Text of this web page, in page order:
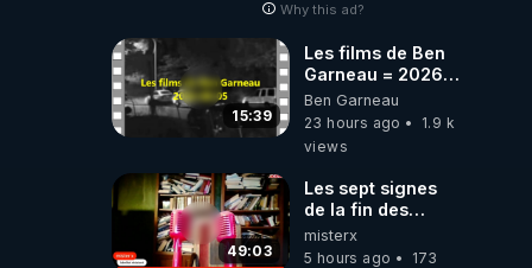
Why this ad?
15:39
Les films de Ben
Garneau = 2026-
08-05
Ben Garneau
23 hours ago
1.9 k
views
49:03
Les sept signes
de la fin des
temps selon
l’intervenant
misterx
5 hours ago
173